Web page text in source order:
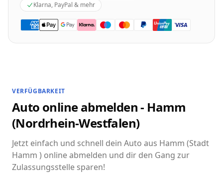
Klarna, PayPal & mehr
VERFÜGBARKEIT
Auto online abmelden - Hamm
(Nordrhein-Westfalen)
Jetzt einfach und schnell dein Auto aus Hamm (Stadt
Hamm ) online abmelden und dir den Gang zur
Zulassungsstelle sparen!